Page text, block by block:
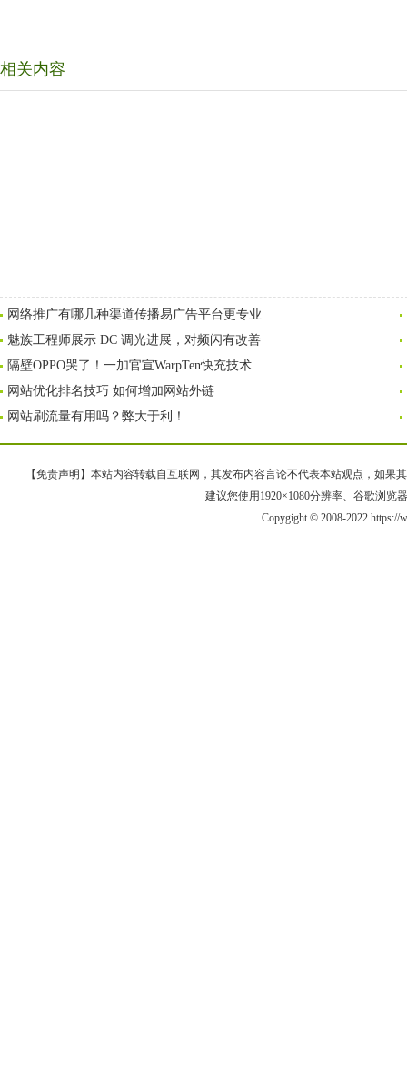
相关内容
网络推广有哪几种渠道传播易广告平台更专业
魅族工程师展示 DC 调光进展，对频闪有改善
隔壁OPPO哭了！一加官宣WarpTen快充技术
网站优化排名技巧 如何增加网站外链
网站刷流量有用吗？弊大于利！
【免责声明】本站内容转载自互联网，其发布内容言论不代表本站观点，如果
建议您使用1920×1080分辨率、谷歌浏览
Copygight © 2008-2022 https://